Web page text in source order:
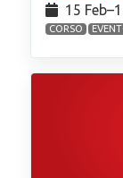
15
CORSO